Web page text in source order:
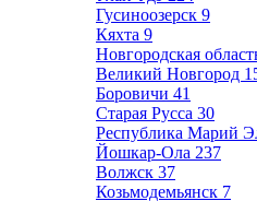
Гусиноозерск 9
Кяхта 9
Новгородская
Великий Новгород
Боровичи 41
Старая Русса 30
Республика Марий
Йошкар-Ола 237
Волжск 37
Козьмодемьянск 7